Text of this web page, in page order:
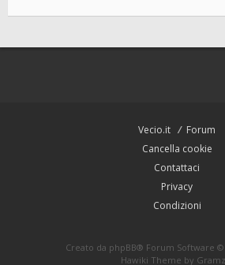
Vecio.it
Forum
Cancella cookie
Contattaci
Privacy
Condizioni
Creato da phpBB® Forum Software
Hawiki Theme by